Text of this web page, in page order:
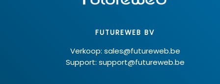
FUTUREWEB BV
Verkoop: sales@futureweb.be
Support: support@futureweb.be